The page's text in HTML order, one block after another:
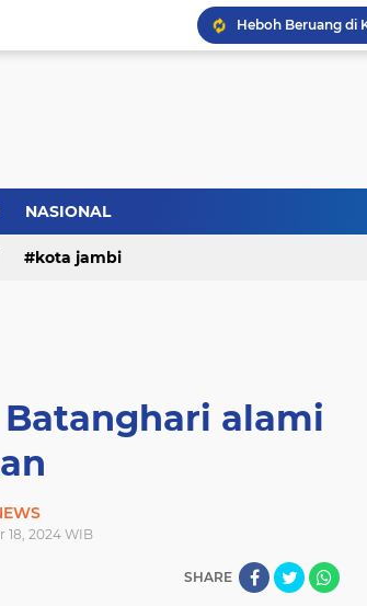
Bupati BBS
NASIONAL
kota jambi
alami
18, 2024 WIB
SHARE